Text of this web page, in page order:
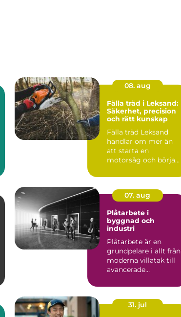
08. aug
Fälla träd i Leksand:
Säkerhet, precision
och rätt kunskap
Fälla träd Leksand
handlar om mer än
att starta en
motorsåg och börja
07. aug
Plåtarbete i
byggnad och
industri
Plåtarbete är en
grundpelare i allt från
moderna villatak till
avancerade
rätt ...
31. jul